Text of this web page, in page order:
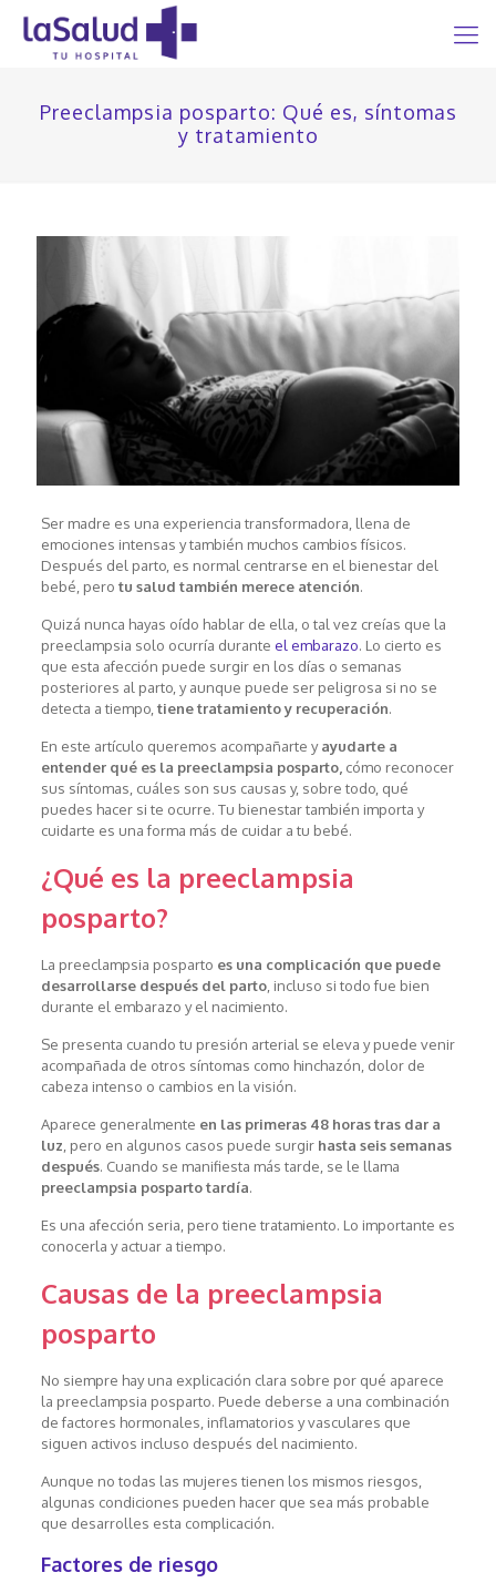
Preeclampsia posparto: Qué es, síntomas
y tratamiento
Ser madre es una experiencia transformadora, llena de
emociones intensas y también muchos cambios físicos.
Después del parto, es normal centrarse en el bienestar del
bebé, pero tu salud también merece atención.
Quizá nunca hayas oído hablar de ella, o tal vez creías que la
preeclampsia solo ocurría durante el embarazo. Lo cierto es
que esta afección puede surgir en los días o semanas
posteriores al parto, y aunque puede ser peligrosa si no se
detecta a tiempo, tiene tratamiento y recuperación.
En este artículo queremos acompañarte yayudarte a
entender qué es la preeclampsia posparto, cómo reconocer
sus síntomas, cuáles son sus causas y, sobre todo, qué
puedes hacer si te ocurre. Tu bienestar también importa y
cuidarte es una forma más de cuidar a tu bebé.
¿Qué es la preeclampsia
posparto?
La preeclampsia posparto es una complicación que puede
desarrollarse después del parto, incluso si todo fue bien
durante el embarazo y el nacimiento.
Se presenta cuando tu presión arterial se eleva y puede venir
acompañada de otros síntomas como hinchazón, dolor de
cabeza intenso o cambios en la visión.
Aparece generalmente en las primeras 48 horas tras dar a
luz , pero en algunos casos puede surgir hasta seis semanas
después. Cuando se manifiesta más tarde, se le llama
preeclampsia posparto tardía.
Es una afección seria, pero tiene tratamiento. Lo importante es
conocerla y actuar a tiempo.
Causas de la preeclampsia
posparto
No siempre hay una explicación clara sobre por qué aparece
la preeclampsia posparto. Puede deberse a una combinación
de factores hormonales, inflamatorios y vasculares que
siguen activos incluso después del nacimiento.
Aunque no todas las mujeres tienen los mismos riesgos,
algunas condiciones pueden hacer que sea más probable
que desarrolles esta complicación.
Factores de riesgo